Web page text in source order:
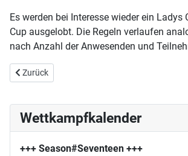
Es werden bei Interesse wieder ein Ladys
Cup ausgelobt. Die Regeln verlaufen
nach Anzahl der Anwesenden und
Vorheriger Beitrag: Die Steckbriefe wurden
Zurück
Wettkampfkalender
+++ Season#Seventeen +++